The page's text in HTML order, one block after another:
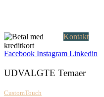
Kontakt
Facebook Instagram Linkedin
UDVALGTE Temaer
CustomTouch